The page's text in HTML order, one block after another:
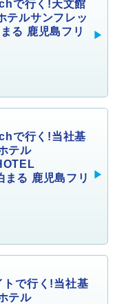
で行く!天文館
テルサンフレッ
る 鹿児島フリ
で行く!当社基
テル
る 鹿児島フリ
で行く!当社基
テル